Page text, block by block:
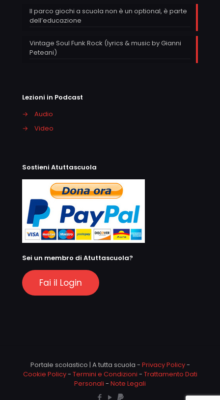
Il parco giochi a scuola non è un optional, è parte
dell’educazione
Vintage Soul Funk Rock (lyrics & music by Gianni
Peteani)
Lezioni in Podcast
→
Audio
→
Video
Sostieni Atuttascuola
Sei un membro di Atuttascuola?
Fai il Login
Portale scolastico | A tutta scuola - Privacy Policy-
Cookie Policy- Termini e Condizioni - Trattamento Dati
Personali - Note Legali